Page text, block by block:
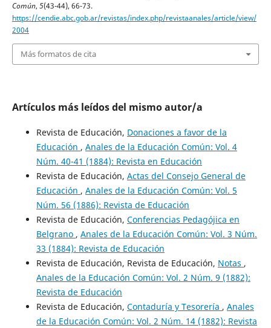
Común, 5(43-44), 66-73.
https://cendie.abc.gob.ar/revistas/index.php/revistaanales/article/view/
2004
Más formatos de cita
Artículos más leídos del mismo autor/a
Revista de Educación, Donaciones a favor de la
Educación , Anales de la Educación Común: Vol. 4
Núm. 40-41 (1884): Revista en Educación
Revista de Educación, Actas del Consejo General de
Educación , Anales de la Educación Común: Vol. 5
Núm. 56 (1886): Revista de Educación
Revista de Educación, Conferencias Pedagójica en
Belgrano , Anales de la Educación Común: Vol. 3 Núm.
33 (1884): Revista de Educación
Revista de Educación, Revista de Educación, Notas ,
Anales de la Educación Común: Vol. 2 Núm. 9 (1882):
Revista de Educación
Revista de Educación, Contaduría y Tesorería , Anales
de la Educación Común: Vol. 2 Núm. 14 (1882): Revista